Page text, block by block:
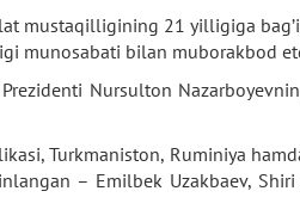
mustaqilligining 21 yilligiga
munosabati bilan muborakbod
Nursulton
Turkmaniston, Ruminiya
– Emilbek Uzakbaev, Shiri